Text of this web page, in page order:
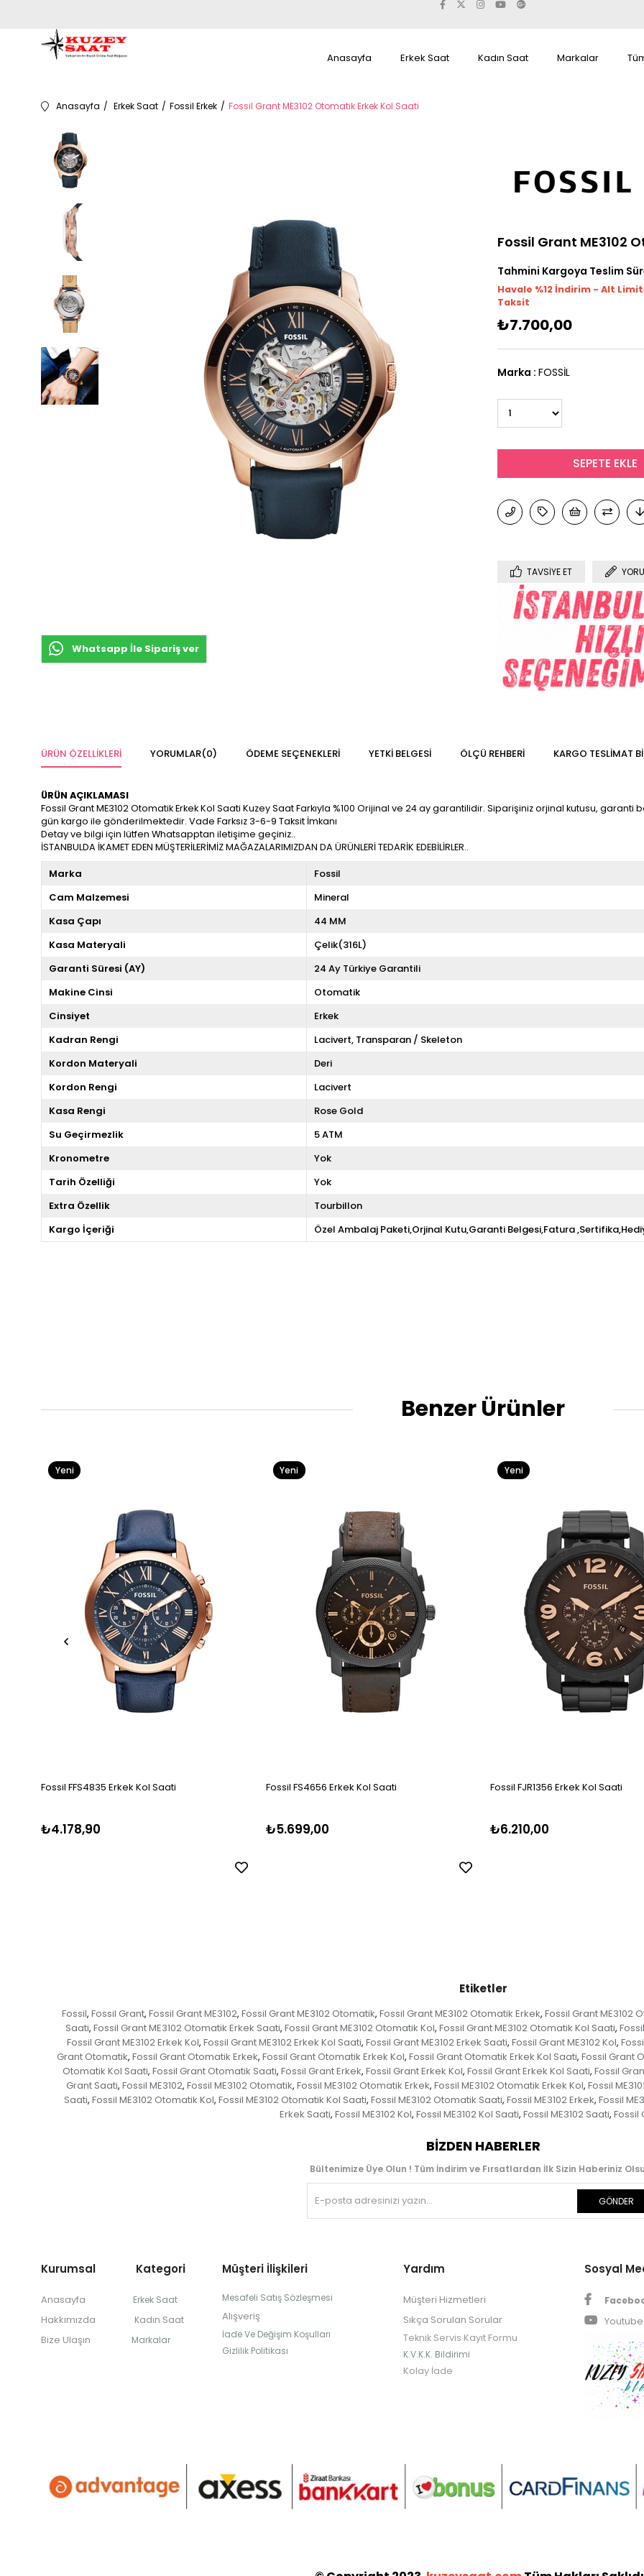
Anasayfa Erkek Saat Kadın Saat Markalar
Anasayfa Erkek Saat Fossil Erkek Fossil Grant ME3102 Otomatik Erkek Kol Saati
Whatsapp İle Sipariş ver
Fossil Grant ME3102
Tahmini Kargoya Teslim
Havale %12 İndirim - Alt Limit
Taksit
₺7.700,00
Marka : FOSSİL
TAVSIYE ET
ÜRÜN ÖZELLIKLERI YORUMLAR(0) ÖDEME SEÇENEKLERI YETKİ BELGESİ ÖLÇÜ REHBERI KARGO TESLIMAT
ÜRÜN AÇIKLAMASI
Fossil Grant ME3102 Otomatik Erkek Kol Saati Kuzey Saat Farkıyla %100 Orijinal ve 24 ay garantilidir. Siparişiniz orjinal kutusu,
gün kargo ile gönderilmektedir. Vade Farksız 3-6-9 Taksit İmkanı
Detay ve bilgi için lütfen Whatsapptan iletişime geçiniz..
İSTANBULDA İKAMET EDEN MÜŞTERİLERİMİZ MAĞAZALARIMIZDAN DA ÜRÜNLERİ TEDARİK EDEBİLİRLER..
Marka
Fossil
Cam Malzemesi
Mineral
Kasa Çapı
44 MM
Kasa Materyali
Çelik(316L)
Garanti Süresi (AY)
24 Ay Türkiye Garantili
Makine Cinsi
Otomatik
Cinsiyet
Erkek
Kadran Rengi
Lacivert Transparan / Skeleton
Kordon Materyali
Deri
Kordon Rengi
Lacivert
Kasa Rengi
Rose Gold
Su Geçirmezlik
5 ATM
Kronometre
Yok
Tarih Özelliği
Yok
Extra Özellik
Tourbillon
Kargo İçeriği
Özel Ambalaj Paketi,Orjinal Kutu,Garanti Belgesi,Fatura
Benzer Ürünler
Fossil FFS4835 Erkek Kol Saati
₺4.178,90
Yeni
Fossil FS4656 Erkek Kol Saati
₺5.699,00
Yeni
Fossil FJR1356 Erkek Kol Saati
₺6.210,00
Yeni
Etiketler
Fossil, Fossil Grant, Fossil Grant ME3102, Fossil Grant ME3102 Otomatik, Fossil Grant ME3102 Otomatik Erkek, Fossil Grant ME3102
Saati, Fossil Grant ME3102 Otomatik Erkek Saati, Fossil Grant ME3102 Otomatik Kol, Fossil Grant ME3102 Otomatik Kol Saati,
Fossil Grant ME3102 Erkek Kol, Fossil Grant ME3102 Erkek Kol Saati, Fossil Grant ME3102 Erkek Saati, Fossil Grant ME3102 Kol,
Grant Otomatik, Fossil Grant Otomatik Erkek, Fossil Grant Otomatik Erkek Kol, Fossil Grant Otomatik Erkek Kol Saati, Fossil Grant
Otomatik Kol Saati, Fossil Grant Otomatik Saati, Fossil Grant Erkek, Fossil Grant Erkek Kol, Fossil Grant Erkek Kol Saati, Fossil
Grant Saati, Fossil ME3102, Fossil ME3102 Otomatik, Fossil ME3102 Otomatik Erkek, Fossil ME3102 Otomatik Erkek Kol, Fossil
Saati, Fossil ME3102 Otomatik Kol, Fossil ME3102 Otomatik Kol Saati, Fossil ME3102 Otomatik Saati, Fossil ME3102 Erkek, Fossil
Erkek Saati, Fossil ME3102 Kol, Fossil ME3102 Kol Saati, Fossil ME3102 Saati, Fossil
BIZDEN HABERLER
Bültenimize Üye Olun ! Tüm İndirim ve Fırsatlardan İlk Sizin Haberiniz
GÖNDER
Kurumsal Kategori
Anasayfa Erkek Saat
Hakkımızda Kadın Saat
Bize Ulaşın Markalar
Müşteri İlişkileri
Mesafeli Satış Sözleşmesi
Alışveriş
İade Ve Değişim Koşulları
Gizlilik Politikası
Yardım
Müşteri Hizmetleri
Sıkça Sorulan Sorular
Teknik Servis Kayıt Formu
K.V.K.K. Bildirimi
Kolay İade
Sosyal
Youtube